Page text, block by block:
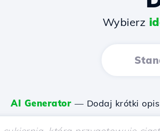
Wybierz
AI Generator — Dodaj krótki